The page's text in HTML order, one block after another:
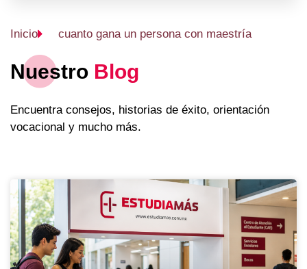
Inicio cuanto gana un persona con maestría
Nuestro Blog
Encuentra consejos, historias de éxito, orientación
vocacional y mucho más.